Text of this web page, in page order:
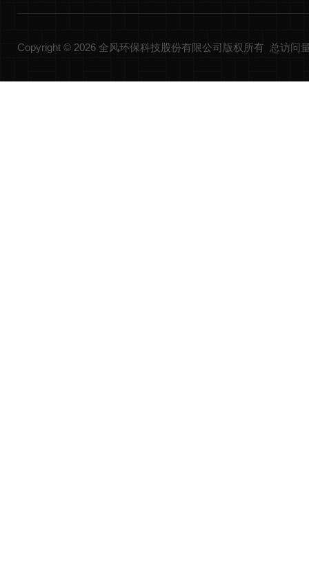
Copyright © 2026 全风环保科技股份有限公司版权所有 总访问